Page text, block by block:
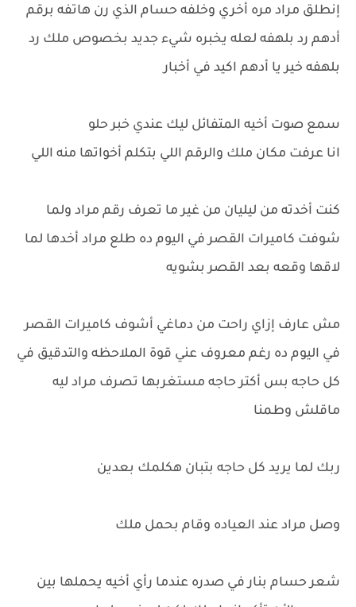
إنطلق مراد مره أخري وخلفه حسام الذي رن هاتفه برقم
أدهم رد بلهفه لعله يخبره شيء جديد بخصوص ملك رد
بلهفه خير يا أدهم اكيد في أخبار
سمع صوت أخيه المتفائل ليك عندي خبر حلو
انا عرفت مكان ملك والرقم اللي بتكلم أخواتها منه اللي
كنت أخدته من ليليان من غير ما تعرف رقم مراد ولما
شوفت كاميرات القصر في اليوم ده طلع مراد أخدها لما
لاقها وقعه بعد القصر بشويه
مش عارف إزاي راحت من دماغي أشوف كاميرات القصر
في اليوم ده رغم معروف عني قوة الملاحظه والتدقيق في
كل حاجه بس أكتر حاجه مستغربها تصرف مراد ليه
ماقلش وطمنا
ربك لما يريد كل حاجه بتبان هكلمك بعدين
وصل مراد عند العياده وقام بحمل ملك
شعر حسام بنار في صدره عندما رأي أخيه يحملها بين